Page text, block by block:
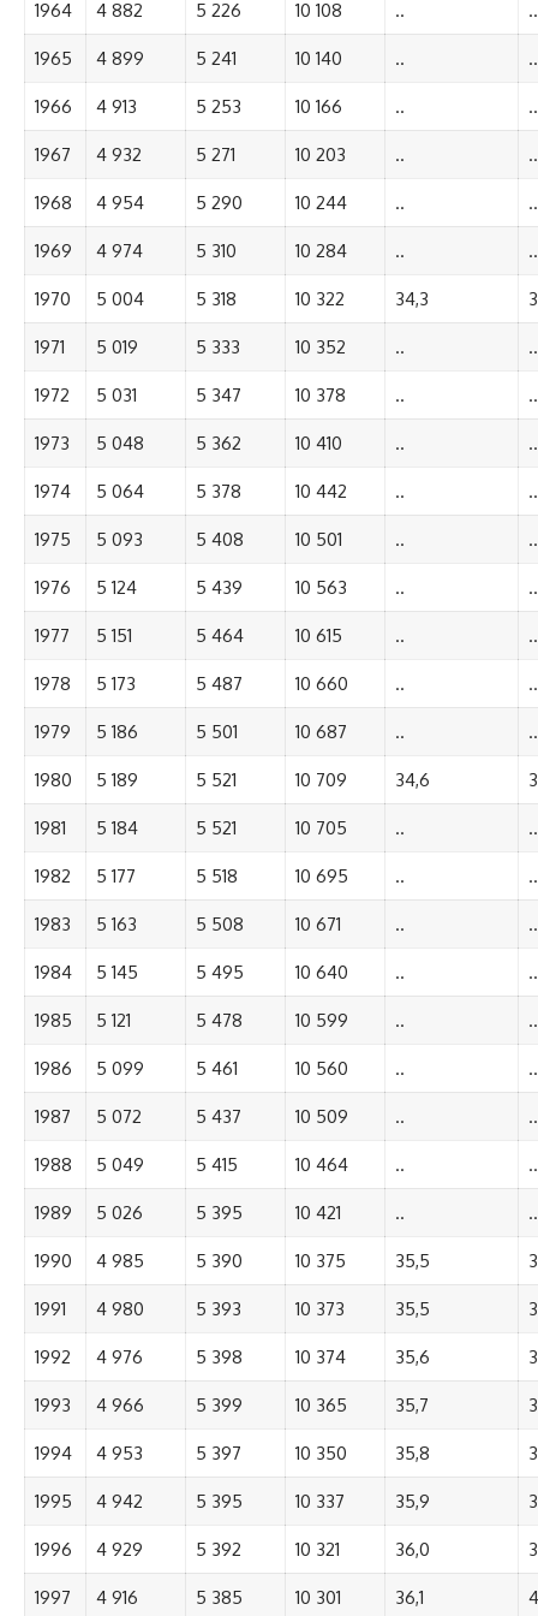
1964 4 882 5 226 10 108 .. ..
1965 4 899 5 241 10 140 .. ..
1966 4 913 5 253 10 166 .. ..
1967 4 932 5 271 10 203 .. ..
1968 4 954 5 290 10 244 .. ..
1969 4 974 5 310 10 284 .. ..
1970 5 004 5 318 10 322 34,3
1971 5 019 5 333 10 352 .. ..
1972 5 031 5 347 10 378 .. ..
1973 5 048 5 362 10 410 .. ..
1974 5 064 5 378 10 442 .. ..
1975 5 093 5 408 10 501 .. ..
1976 5 124 5 439 10 563 .. ..
1977 5 151 5 464 10 615 .. ..
1978 5 173 5 487 10 660 .. ..
1979 5 186 5 501 10 687 .. ..
1980 5 189 5 521 10 709 34,6
1981 5 184 5 521 10 705 .. ..
1982 5 177 5 518 10 695 .. ..
1983 5 163 5 508 10 671 .. ..
1984 5 145 5 495 10 640 .. ..
1985 5 121 5 478 10 599 .. ..
1986 5 099 5 461 10 560 .. ..
1987 5 072 5 437 10 509 .. ..
1988 5 049 5 415 10 464 .. ..
1989 5 026 5 395 10 421 .. ..
1990 4 985 5 390 10 375 35,5
1991 4 980 5 393 10 373 35,5
1992 4 976 5 398 10 374 35,6
1993 4 966 5 399 10 365 35,7
1994 4 953 5 397 10 350 35,8
1995 4 942 5 395 10 337 35,9
1996 4 929 5 392 10 321 36,0
1997 4 916 5 385 10 301 36,1